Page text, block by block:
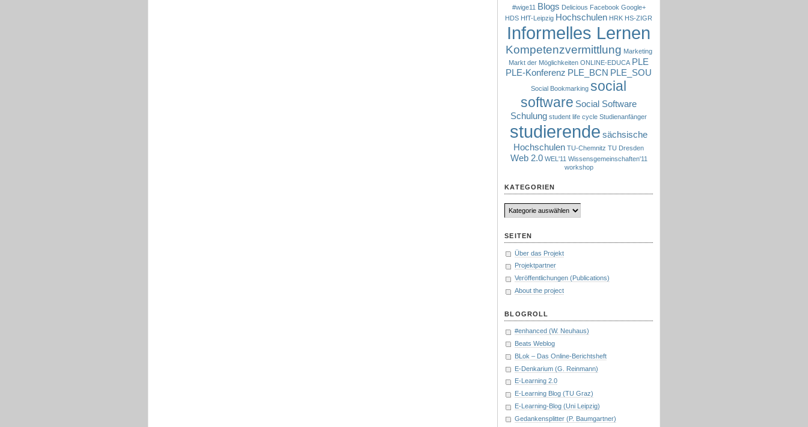
#wige11 Blogs Delicious Facebook Google+
HDS HfT-Leipzig Hochschulen HRK HS-ZIGR
Informelles Lernen
Kompetenzvermittlung Marketing
Markt der Möglichkeiten ONLINE-EDUCA PLE
PLE-Konferenz PLE_BCN PLE_SOU
Social Bookmarking social
software Social Software
Schulung student life cycle Studienanfänger
studierende sächsische
Hochschulen TU-Chemnitz TU Dresden
Web 2.0 WEL'11 Wissensgemeinschaften'11
workshop
KATEGORIEN
Kategorien
SEITEN
Über das Projekt
Projektpartner
Veröffentlichungen (Publications)
About the project
BLOGROLL
#enhanced (W. Neuhaus)
Beats Weblog
BLok – Das Online-Berichtsheft
E-Denkarium (G. Reinmann)
E-Learning 2.0
E-Learning Blog (TU Graz)
E-Learning-Blog (Uni Leipzig)
Gedankensplitter (P. Baumgartner)